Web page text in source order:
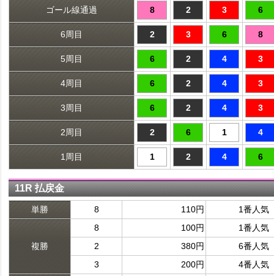
ゴール線通過 8 2 3 6
6周目 2 3 6 8
5周目 6 2 4 3
4周目 6 2 4 3
3周目 6 2 4 3
2周目 2 6 1 4
1周目 1 2 4 6
11R 払戻金
単勝 8 110円 1番人気
複勝
8 100円
1番人気
2
380円
6番人気
3
200円
4番人気